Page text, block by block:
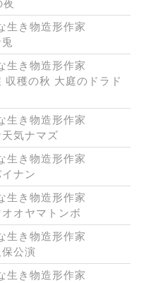
生き物造形作家
生き物造形作家
穫の秋 大庭のドラド
生き物造形作家
気ナマズ
生き物造形作家
ナン
生き物造形作家
オヤマトンボ
生き物造形作家
公演
生き物造形作家